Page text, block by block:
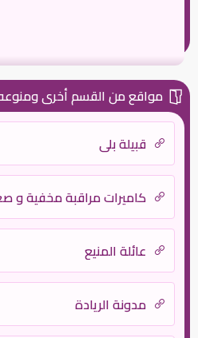
مواقع من القسم أخرى
قبيلة بلي
كاميرات مراقبة مخفية و
عائلة المنيع
مدونة الريادة